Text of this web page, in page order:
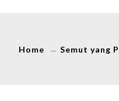
Home → Semut yang